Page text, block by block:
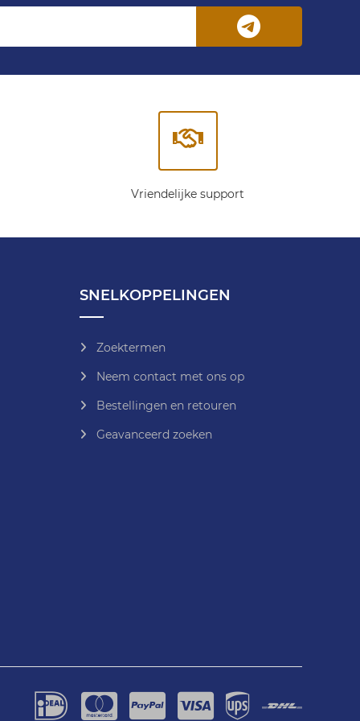
Vriendelijke support
SNELKOPPELINGEN
Zoektermen
Neem contact met ons op
Bestellingen en retouren
Geavanceerd zoeken